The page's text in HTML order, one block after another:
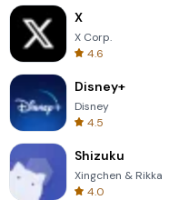
Totemia Cursed Marbels
X
X Corp.
4.6
Disney+
Disney
4.5
Shizuku
Xingchen & Rikka
4.0